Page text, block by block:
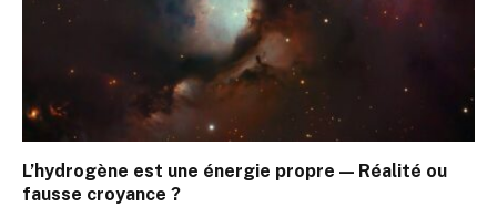
L’hydrogène est une énergie propre — Réalité ou
fausse croyance ?